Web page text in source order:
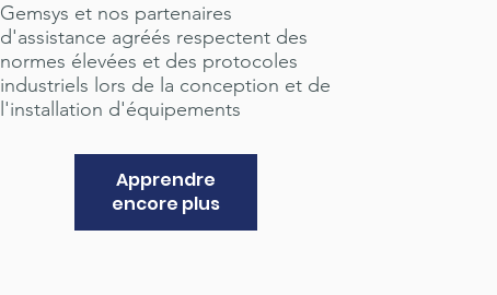
Gemsys et nos partenaires
d'assistance agréés respectent des
normes élevées et des protocoles
industriels lors de la conception et de
l'installation d'équipements
Apprendre
encore plus